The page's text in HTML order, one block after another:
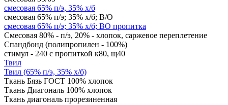
смесовая 65% п/э, 35% х/б
смесовая 65% п/э; 35% х/б; В/О
смесовая 65% п/э; 35% х/б; ВО пропитка
Смесовая 80% - п/э, 20% - хлопок, саржевое переплетение
Спандбонд (полипропилен - 100%)
стимул - 240 с пропиткой к80, щ40
Твил
Твил (65% п/э, 35% х/б)
Ткань Бязь ГОСТ 100% хлопок
Ткань Диагональ 100% хлопок
Ткань диагональ прорезиненная